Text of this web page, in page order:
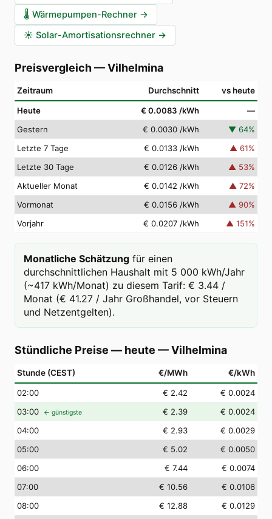
🌡️ Wärmepumpen-Rechner →
☀️ Solar-Amortisationsrechner →
Preisvergleich—Vilhelmina
Zeitraum Durchschnitt vs heute
Heute € 0.0083 /kWh
—
Gestern
€ 0.0030 /kWh ▼ 64%
Letzte 7 Tage
€ 0.0133 /kWh ▲ 61%
Letzte 30 Tage
€ 0.0126 /kWh ▲ 53%
Aktueller Monat
€ 0.0142 /kWh ▲ 72%
Vormonat
€ 0.0156 /kWh ▲ 90%
Vorjahr
€ 0.0207 /kWh ▲ 151%
Monatliche Schätzung für einen
durchschnittlichen Haushalt mit 5 000 kWh/Jahr
(~417 kWh/Monat) zu diesem Tarif: € 3.44 /
Monat (€ 41.27 / Jahr Großhandel, vor Steuern
und Netzentgelten).
Stündliche Preise — heute —Vilhelmina
Stunde (CEST) €/MWh €/kWh
02:00 € 2.42
€ 0.0024
03:00 ← günstigste € 2.39
€ 0.0024
04:00 € 2.93
€ 0.0029
05:00 € 5.02
€ 0.0050
06:00 € 7.44
€ 0.0074
07:00 € 10.56
€ 0.0106
08:00 € 12.88
€ 0.0129